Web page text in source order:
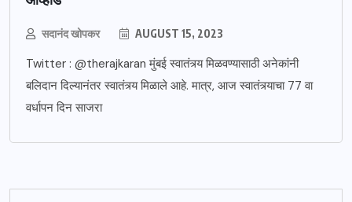
सदानंद खोपकर AUGUST 15, 2023
Twitter : @therajkaran मुंबई स्वातंत्र्य मिळवण्यासाठी अनेकांनी
बलिदान दिल्यानंतर स्वातंत्र्य मिळाले आहे. मात्र, आज स्वातंत्र्याचा 77 वा
वर्धापन दिन साजरा